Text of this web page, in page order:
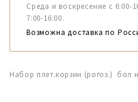
Среда и воскресение с 6:00-
7:00-16:00.
Возможна доставка по
Набор плет.корзин (рогоз.) бол